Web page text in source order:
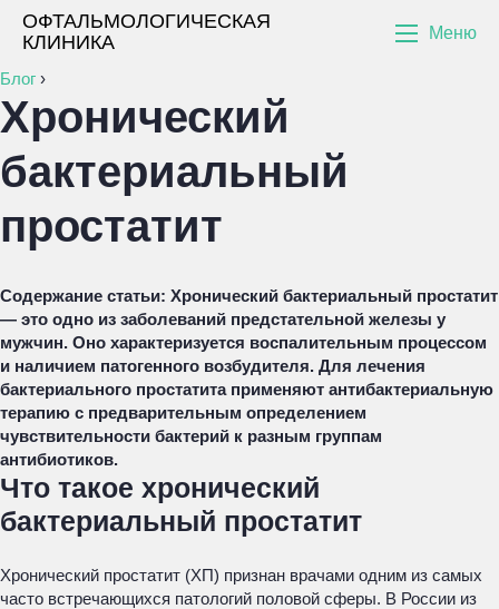
ОФТАЛЬМОЛОГИЧЕСКАЯ
КЛИНИКА
Меню
Блог ›
Хронический
бактериальный
простатит
Содержание статьи: Хронический бактериальный простатит
— это одно из заболеваний предстательной железы у
мужчин. Оно характеризуется воспалительным процессом
и наличием патогенного возбудителя. Для лечения
бактериального простатита применяют антибактериальную
терапию с предварительным определением
чувствительности бактерий к разным группам
антибиотиков.
Что такое хронический
бактериальный простатит
Хронический простатит (ХП) признан врачами одним из самых
часто встречающихся патологий половой сферы. В России из